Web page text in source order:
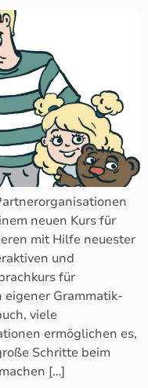
neuen Kurs für
mit Hilfe neuester
und
für
Grammatik-
viele
ermöglichen es,
Schritte beim
[…]